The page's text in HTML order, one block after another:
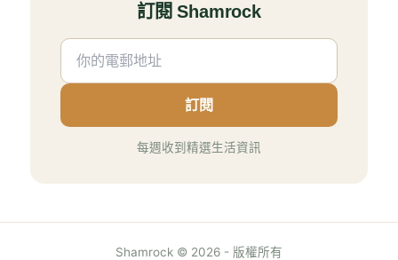
訂閱 Shamrock
訂閱
每週收到精選生活資訊
Shamrock © 2026 - 版權所有